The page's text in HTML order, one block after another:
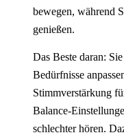
bewegen, während
genießen.
Das Beste daran:
Bedürfnisse
Stimmverstärkung
Balance-
schlechter hören.